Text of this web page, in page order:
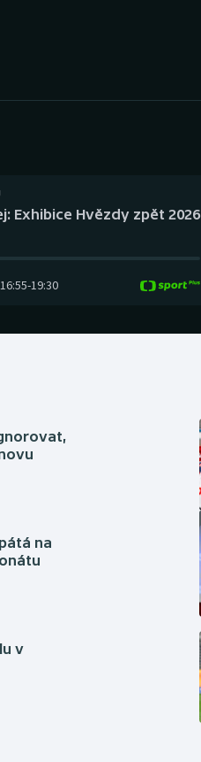
Plážový volejbal
Exhibice Hvězdy zpět 2026
16:55-19:30
na
v